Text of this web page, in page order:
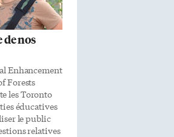
de nos
Enhancement
Forests
les Toronto
éducatives
le public
relatives